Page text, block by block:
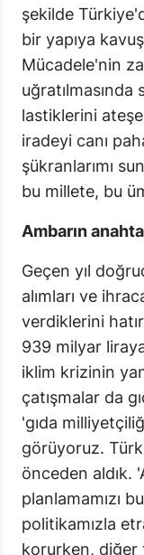
şekilde
bir yapıya
Mücadele'nin
lastiklerini
iradeyi canı
şükranlarımı
bu millete, bu
Ambarın
Geçen yıl
alımları ve
verdiklerini
939 milyar
iklim krizinin
çatışmalar da
'gıda
görüyoruz.
önceden aldık.
planlamamızı
politikamızla
korurken, diğer